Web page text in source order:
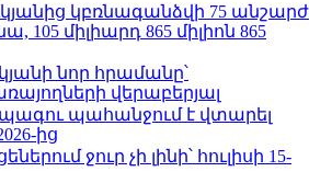
կբռնագանձվի 75 անշարժ
105 միլիարդ 865 միլիոն 865
նոր հրամանը՝
վերաբերյալ
պահանջում է վտարել
ից
ջուր չի լինի՝ հուլիսի 15-